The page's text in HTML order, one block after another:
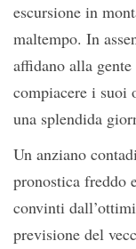
escursione in
maltempo. In
affidano alla
compiacere i suoi
una splendida
Un anziano
pronostica freddo
convinti
previsione del